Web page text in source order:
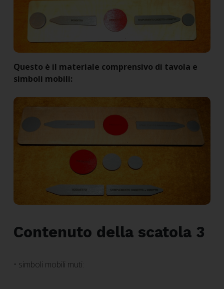
Questo è il materiale comprensivo di tavola e
simboli mobili:
Contenuto della scatola 3
• simboli mobili muti: